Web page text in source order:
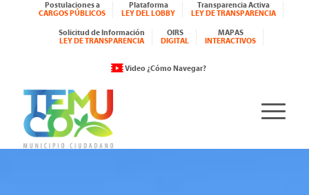
Postulaciones a
CARGOS PÚBLICOS
Plataforma
LEY DEL LOBBY
Transparencia Activa
LEY DE TRANSPARENCIA
Solicitud de Información
LEY DE TRANSPARENCIA
OIRS
DIGITAL
MAPAS
INTERACTIVOS
Video ¿Cómo Navegar?